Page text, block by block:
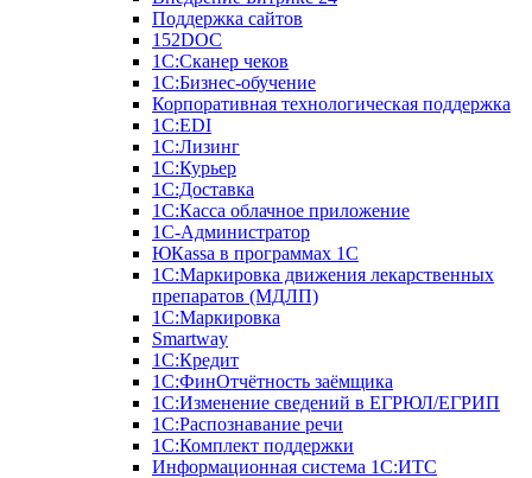
Поддержка сайтов
152DOC
1С:Сканер чеков
1С:Бизнес-обучение
Корпоративная технологическая поддержка
1С:ЕDI
1С:Лизинг
1С:Курьер
1С:Доставка
1С:Касса облачное приложение
1С-Администратор
ЮКаssа в программах 1С
1С:Маркировка движения лекарственных
препаратов (МДЛП)
1С:Маркировка
Smartway
1С:Кредит
1С:ФинОтчётность заёмщика
1С:Изменение сведений в ЕГРЮЛ/ЕГРИП
1С:Распознавание речи
1С:Комплект поддержки
Информационная система 1С:ИТС